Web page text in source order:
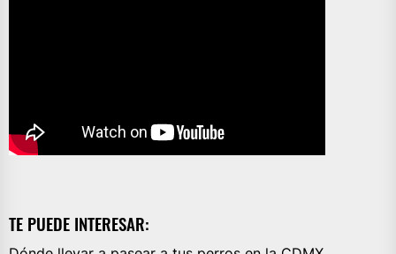
TE PUEDE INTERESAR: